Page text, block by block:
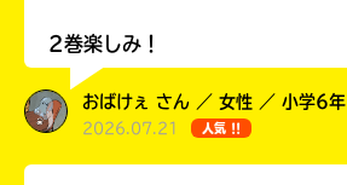
2巻楽しみ！
おばけぇ さん ／ 女性 ／ 小学6年
2026.07.21 人気 !!
み
て